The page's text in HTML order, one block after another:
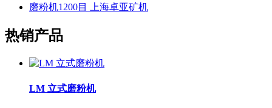
磨粉机1200目 上海卓亚矿机
热销产品
LM 立式磨粉机